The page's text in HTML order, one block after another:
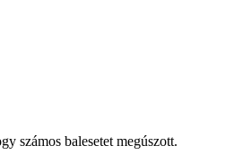
számos balesetet megúszott.